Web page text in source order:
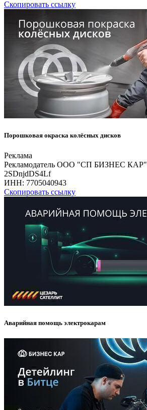
Скопировать ссылку
Порошковая окраска колёсных дисков
Реклама
Рекламодатель ООО "СП БИЗНЕС КАР"
2SDnjdDS4Lf
ИНН: 7705040943
Скопировать ссылку
Аварийная помощь электрокарам